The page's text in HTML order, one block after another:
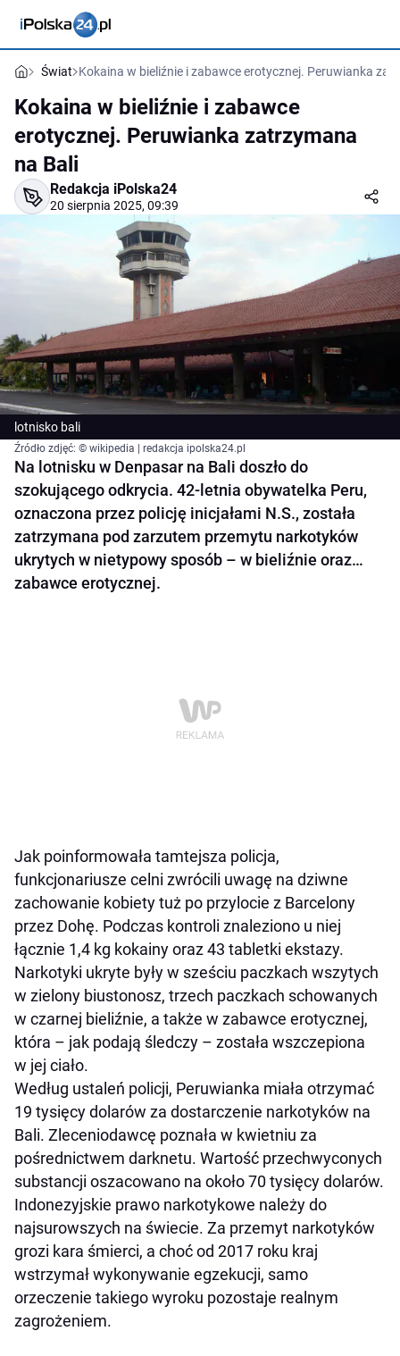
Świat Kokaina w bieliźnie i zabawce erotycznej. Peruwianka
Kokaina w bieliźnie i zabawce
erotycznej. Peruwianka zatrzymana
na Bali
Redakcja iPolska24
20 sierpnia 2025, 09:39
lotnisko bali
Źródło zdjęć: © wikipedia | redakcja ipolska24.pl
Na lotnisku w Denpasar na Bali doszło do
szokującego odkrycia. 42-letnia obywatelka Peru,
oznaczona przez policję inicjałami N.S., została
zatrzymana pod zarzutem przemytu narkotyków
ukrytych w nietypowy sposób – w bieliźnie oraz…
zabawce erotycznej.
Jak poinformowała tamtejsza policja,
funkcjonariusze celni zwrócili uwagę na dziwne
zachowanie kobiety tuż po przylocie z Barcelony
przez Dohę. Podczas kontroli znaleziono u niej
łącznie 1,4 kg kokainy oraz 43 tabletki ekstazy.
Narkotyki ukryte były w sześciu paczkach wszytych
w zielony biustonosz, trzech paczkach schowanych
w czarnej bieliźnie, a także w zabawce erotycznej,
która – jak podają śledczy – została wszczepiona
w jej ciało.
Według ustaleń policji, Peruwianka miała otrzymać
19 tysięcy dolarów za dostarczenie narkotyków na
Bali. Zleceniodawcę poznała w kwietniu za
pośrednictwem darknetu. Wartość przechwyconych
substancji oszacowano na około 70 tysięcy dolarów.
Indonezyjskie prawo narkotykowe należy do
najsurowszych na świecie. Za przemyt narkotyków
grozi kara śmierci, a choć od 2017 roku kraj
wstrzymał wykonywanie egzekucji, samo
orzeczenie takiego wyroku pozostaje realnym
zagrożeniem.